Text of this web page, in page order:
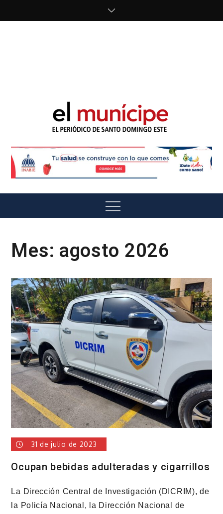
El Munícipe
Menu
Mes: agosto 2026
31 de julio de 2023
Ocupan bebidas adulteradas y cigarrillos
La Dirección Central de Investigación (DICRIM), de
la Policía Nacional, la Dirección Nacional de